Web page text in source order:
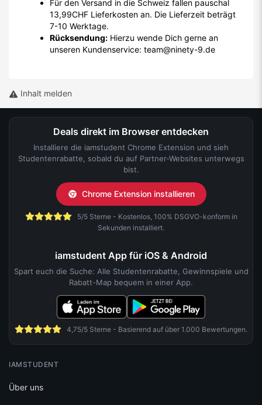
Für den Versand in die Schweiz fallen pauschal
13,99CHF Lieferkosten an. Die Lieferzeit beträgt
7-10 Werktage.
Rücksendung: Hierzu wende Dich gerne an
unseren Kundenservice: team@ninety-9.de
Inhalt melden
Deals direkt im Browser entdecken
Installiere die iamstudent Chrome Extension und sieh
Studentenrabatte, sobald du auf Partner-Websites unterwegs
bist.
Chrome Extension installieren
5/5 Sterne - Kostenlos, 100% DSGVO-konform in
Sekunden installiert.
iamstudent App für iOS & Android
Spart euch die Suche: Alle Studentenrabatte, Gewinnspiele und
Rabatt-Map bequem in einer App.
4,75/5 Sterne - Basierend auf über 1.000 Bewertungen.
IAMSTUDENT
Über uns